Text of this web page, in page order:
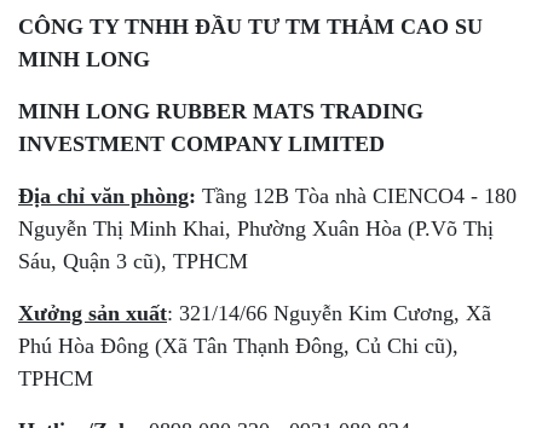
CÔNG TY TNHH ĐẦU TƯ TM THẢM CAO SU
MINH LONG
MINH LONG RUBBER MATS TRADING
INVESTMENT COMPANY LIMITED
Địa chỉ văn phòng: Tầng 12B Tòa nhà CIENCO4 - 180
Nguyễn Thị Minh Khai, Phường Xuân Hòa (P.Võ Thị
Sáu, Quận 3 cũ), TPHCM
Xưởng sản xuất: 321/14/66 Nguyễn Kim Cương, Xã
Phú Hòa Đông (Xã Tân Thạnh Đông, Củ Chi cũ),
TPHCM